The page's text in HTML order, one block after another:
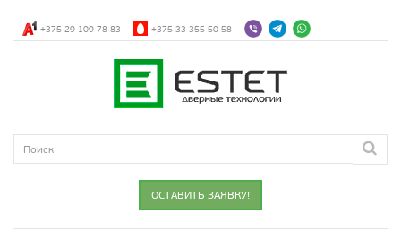
+375 29 109 78 83 +375 33 355 50 58
ОСТАВИТЬ ЗАЯВКУ!